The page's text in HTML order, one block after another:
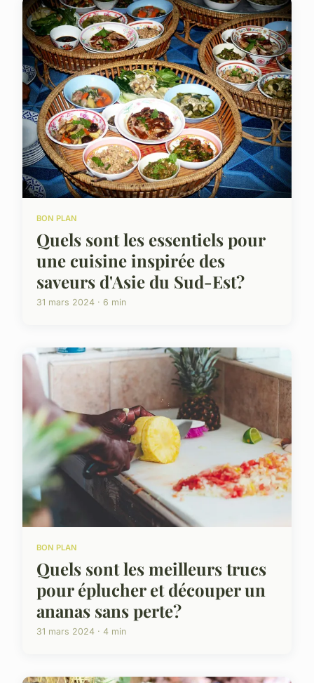
BON PLAN
Quels sont les essentiels pour
une cuisine inspirée des
saveurs d'Asie du Sud-Est?
31 mars 2024 · 6 min
BON PLAN
Quels sont les meilleurs trucs
pour éplucher et découper un
ananas sans perte?
31 mars 2024 · 4 min